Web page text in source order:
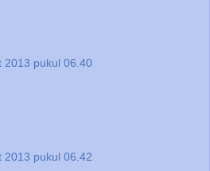
2013 pukul 06.40
2013 pukul 06.42